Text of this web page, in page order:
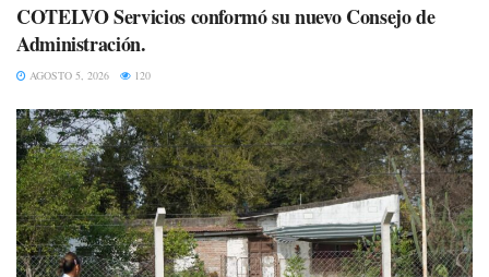
COTELVO Servicios conformó su nuevo Consejo de
Administración.
AGOSTO 5, 2026 120